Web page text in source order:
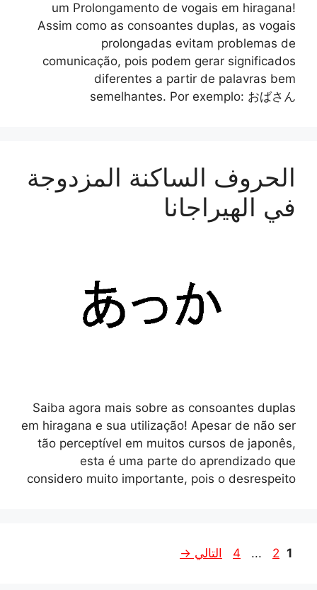
um Prolongamento de vogais em hiragana!
Assim como as consoantes duplas, as vogais
prolongadas evitam problemas de
comunicação, pois podem gerar significados
diferentes a partir de palavras bem
semelhantes. Por exemplo: おばさん
الحروف الساكنة المزدوجة
في الهيراجانا
Saiba agora mais sobre as consoantes duplas
em hiragana e sua utilização! Apesar de não ser
tão perceptível em muitos cursos de japonês,
esta é uma parte do aprendizado que
considero muito importante, pois o desrespeito
الصفحة
1 الصفحة
2
... الصفحة
4 التالي →